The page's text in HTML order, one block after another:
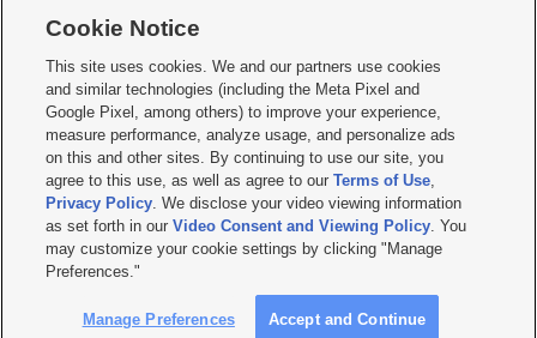
     
Mobile Apps| Newsletter|Advertise|Contact Us|Careers with KSL.com
Terms of use Privacy Statement| Video Consent Viewing Policy
Do Not Sell or Share My Data|EEO Public File Report| KSL-TV FCC Public File
KSL FM Radio FCC Public File|KSL AM Radio FCC Public File |FCC Applications
Closed Captioning Assistance
© 2026KSL Media| KSL Broadcasting Salt Lake City UT | Site hosted & managed
by KSL Media - a Deseret Media Company
Cookie Notice
This site uses cookies. We and our partners use cookies
and similar technologies (including the Meta Pixel and
Google Pixel, among others) to improve your experience,
measure performance, analyze usage, and personalize ads
on this and other sites. By continuing to use our site, you
agree to this use, as well as agree to ourTerms of Use,
Privacy Policy. We disclose your video viewing information
as set forth in ourVideo Consent and Viewing Policy. You
may customize your cookie settings by clicking "Manage
Preferences."
Manage Preferences Accept and Continue